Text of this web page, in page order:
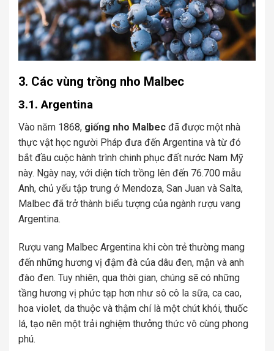
3. Các vùng trồng nho Malbec
3.1. Argentina
Vào năm 1868, giống nho Malbec đã được một nhà
thực vật học người Pháp đưa đến Argentina và từ đó
bắt đầu cuộc hành trình chinh phục đất nước Nam Mỹ
này. Ngày nay, với diện tích trồng lên đến 76.700 mẫu
Anh, chủ yếu tập trung ở Mendoza, San Juan và Salta,
Malbec đã trở thành biểu tượng của ngành rượu vang
Argentina.
Rượu vang Malbec Argentina khi còn trẻ thường mang
đến những hương vị đậm đà của dâu đen, mận và anh
đào đen. Tuy nhiên, qua thời gian, chúng sẽ có những
tầng hương vị phức tạp hơn như sô cô la sữa, ca cao,
hoa violet, da thuộc và thậm chí là một chút khói, thuốc
lá, tạo nên một trải nghiệm thưởng thức vô cùng phong
phú.